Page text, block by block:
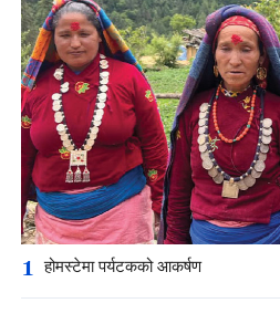
1 होमस्टेमा पर्यटकको आकर्षण